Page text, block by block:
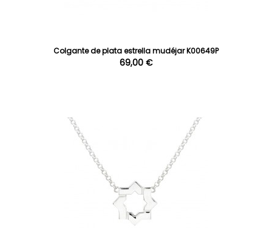
Colgante de plata estrella mudéjar K00649P
69,00 €